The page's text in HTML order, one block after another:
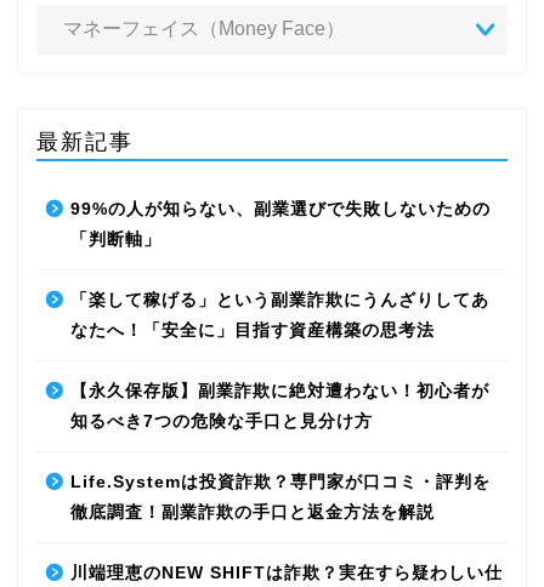
最新記事
99%の人が知らない、副業選びで失敗しないための
「判断軸」
「楽して稼げる」という副業詐欺にうんざりしてあ
なたへ！「安全に」目指す資産構築の思考法
【永久保存版】副業詐欺に絶対遭わない！初心者が
知るべき7つの危険な手口と見分け方
Life.Systemは投資詐欺？専門家が口コミ・評判を
徹底調査！副業詐欺の手口と返金方法を解説
川端理恵のNEW SHIFTは詐欺？実在すら疑わしい仕